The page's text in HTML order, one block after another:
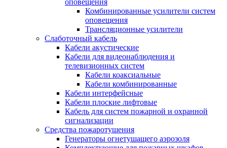
оповещения
Комбинированные усилители систем
оповещения
Трансляционные усилители
Слаботочный кабель
Кабели акустические
Кабели для видеонаблюдения и
телевизионных систем
Кабели коаксиальные
Кабели комбинированные
Кабели интерфейсные
Кабели плоские лифтовые
Кабель для систем пожарной и охранной
сигнализации
Средства пожаротушения
Генераторы огнетушащего аэрозоля